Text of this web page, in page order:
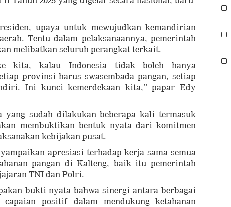
upaya untuk mewujudkan kemandirian
Tentu dalam pelaksanaannya, pemerintah
melibatkan seluruh perangkat terkait.
ke kita, kalau Indonesia tidak boleh hanya
provinsi harus swasembada pangan, setiap
Ini kunci kemerdekaan kita,” papar Edy
yang sudah dilakukan beberapa kali termasuk
membuktikan bentuk nyata dari komitmen
kebijakan pusat.
apresiasi terhadap kerja sama semua
pangan di Kalteng, baik itu pemerintah
TNI dan Polri.
bukti nyata bahwa sinergi antara berbagai
capaian positif dalam mendukung ketahanan